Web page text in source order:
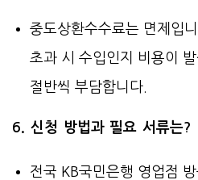
중도상환수수료는 면제입
초과 시 수입인지 비용이
절반씩 부담합니다.
6. 신청 방법과 필요 서류는?
전국 KB국민은행 영업점